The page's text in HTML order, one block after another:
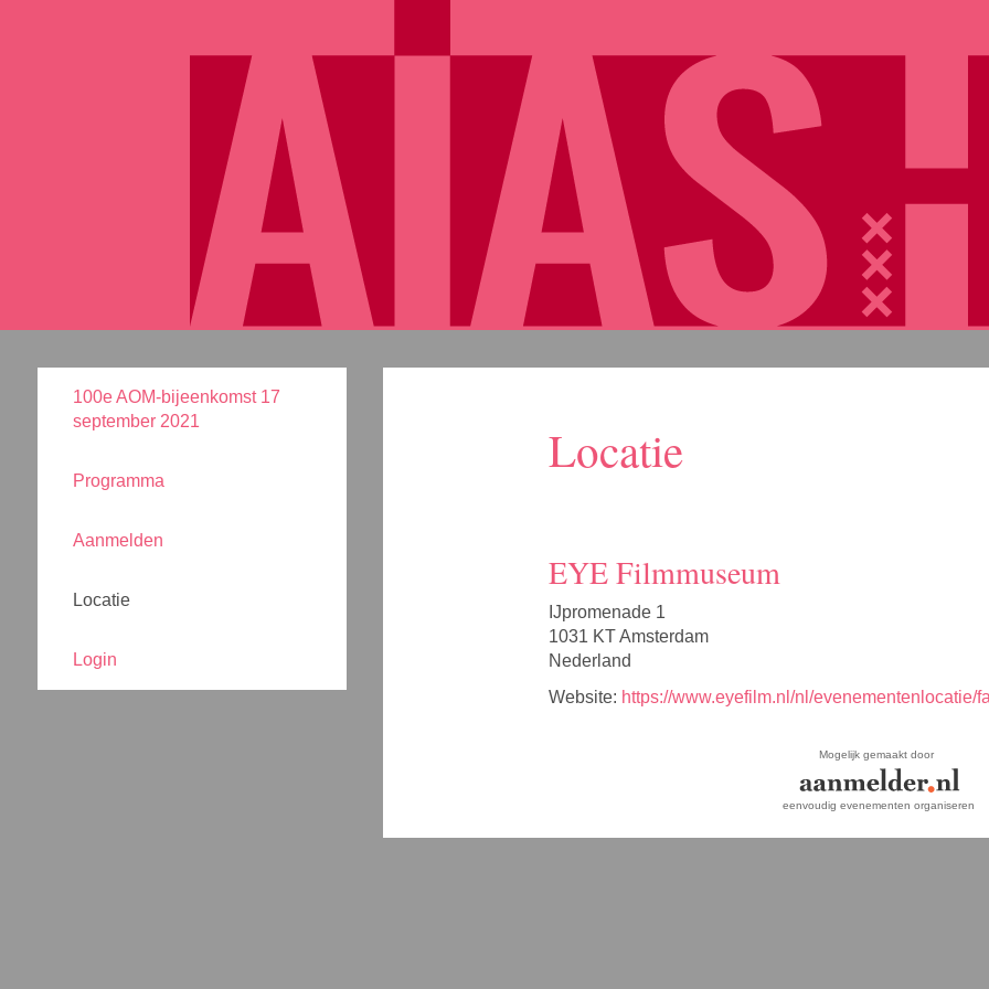
100e AOM-bijeenkomst 17
september 2021
Programma
Aanmelden
Locatie
Login
Locatie
EYE Filmmuseum
IJpromenade 1
1031 KT Amsterdam
Nederland
Website: https://www.eyefilm.nl/nl/evenementenlocatie/
Mogelijk gemaakt door
eenvoudig evenementen organiseren